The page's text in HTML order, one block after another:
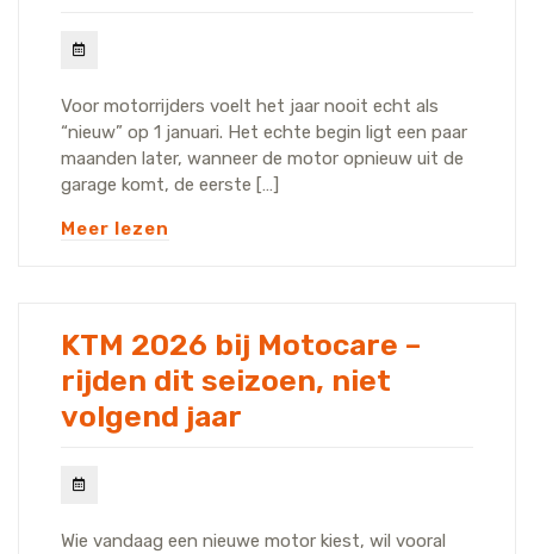
Voor motorrijders voelt het jaar nooit echt als
“nieuw” op 1 januari. Het echte begin ligt een paar
maanden later, wanneer de motor opnieuw uit de
garage komt, de eerste […]
Meer lezen
KTM 2026 bij Motocare –
rijden dit seizoen, niet
volgend jaar
Wie vandaag een nieuwe motor kiest, wil vooral